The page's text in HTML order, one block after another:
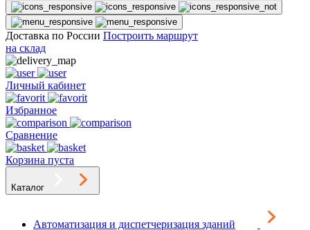
Доставка по России Построить маршрут
на склад
Личный кабинет
Избранное
Сравнение
Корзина пуста
Каталог
Автоматизация и диспетчеризация зданий